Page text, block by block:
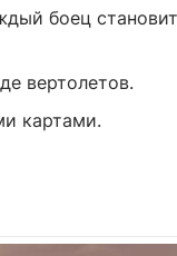
боец
вертолетов.
картами.